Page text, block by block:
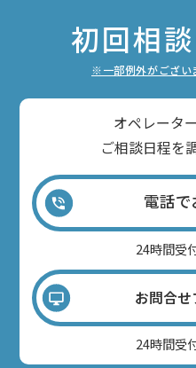
初回相
※一部例外がござい
オペレータ
ご相談日程を
電話で
24時間受
お問合
24時間受